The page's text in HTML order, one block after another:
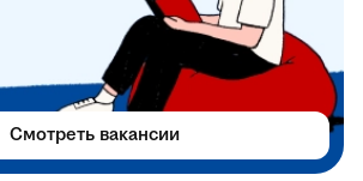
Смотреть вакансии